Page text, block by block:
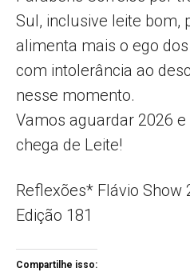
Sul, inclusive leite bom,
alimenta mais o ego
com intolerância ao
nesse momento.
Vamos aguardar 2026 e
chega de Leite!
Reflexões* Flávio Show
Edição 181
Compartilhe isso: